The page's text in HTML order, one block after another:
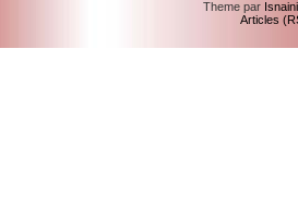
Theme par
Articles